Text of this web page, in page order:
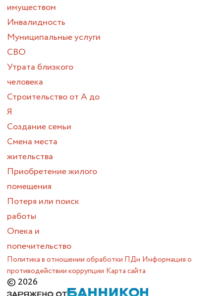
имуществом
Инвалидность
Муниципальные услуги
СВО
Утрата близкого
человека
Строительство от А до
Я
Создание семьи
Смена места
жительства
Приобретение жилого
помещения
Потеря или поиск
работы
Опека и
попечительство
Политика в отношении обработки ПДн Информация о
противодействии коррупции Карта сайта
© 2026